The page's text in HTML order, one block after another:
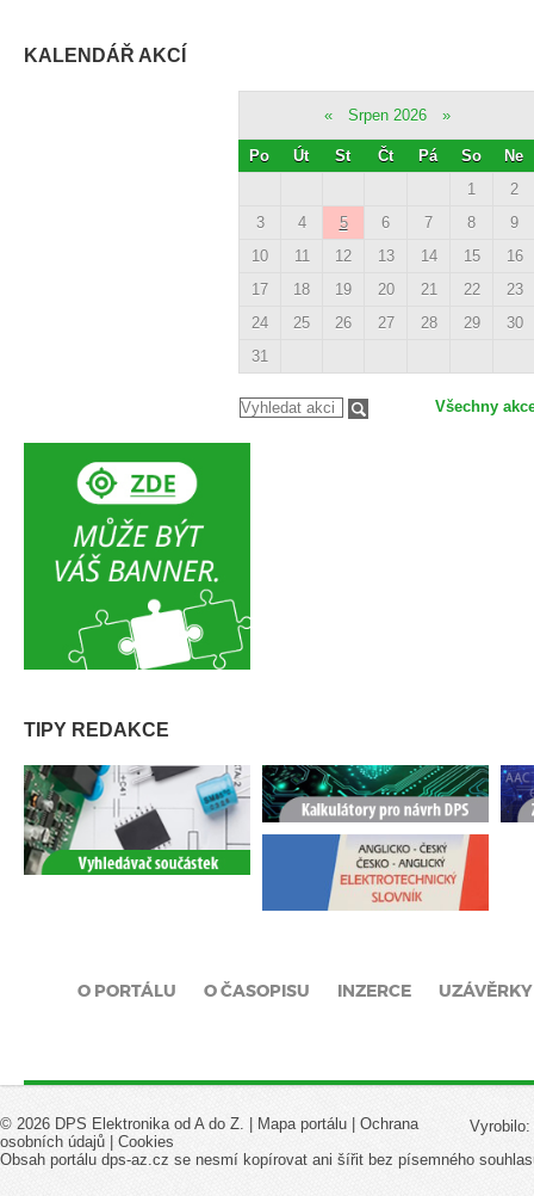
KALENDÁŘ AKCÍ
« Srpen 2026 »
Po Út St Čt Pá So
Ne
1
2
3
4 5 6 7 8
9
10
11 12 13 14 15
16
17
18 19 20 21 22
23
24
25 26 27 28 29
30
31
Všechny
TIPY REDAKCE
O PORTÁLU O ČASOPISU INZERCE UZÁVĚRKY
Vyrobilo:
© 2026 DPS Elektronika od A do Z. | Mapa portálu
Ochrana
osobních údajů
Cookies
Obsah portálu dps-az.cz se nesmí kopírovat ani šířit bez písemného